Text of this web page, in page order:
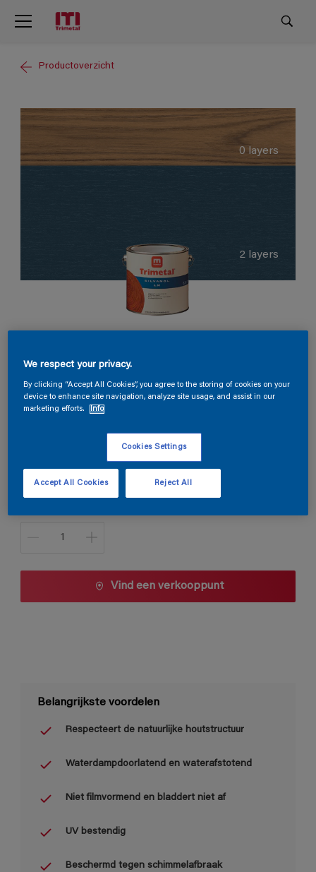
Productoverzicht
0 layers
2 layers
T0.45.20T
1 L 2,5 L
Vind een verkooppunt
Belangrijkste voordelen
Respecteert de natuurlijke houtstructuur
Waterdampdoorlatend en waterafstotend
Niet filmvormend en bladdert niet af
UV bestendig
Beschermd tegen schimmelafbraak
We respect your privacy.
By clicking “Accept All Cookies”, you agree to the storing of cookies on your
device to enhance site navigation, analyze site usage, and assist in our
marketing efforts.
Info
Cookies Settings
Reject All
Accept All Cookies